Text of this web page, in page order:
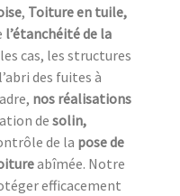
, Toiture en tuile,
l’étanchéité de la
cas, les structures
des fuites à
nos réalisations
de solin,
de la pose de
abîmée. Notre
efficacement